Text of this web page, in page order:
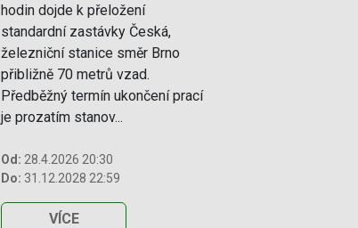
hodin dojde k přeložení
standardní zastávky Česká,
železniční stanice směr Brno
přibližně 70 metrů vzad.
Předběžný termín ukončení prací
je prozatím stanov...
Od: 28.4.2026 20:30
Do: 31.12.2028 22:59
VÍCE